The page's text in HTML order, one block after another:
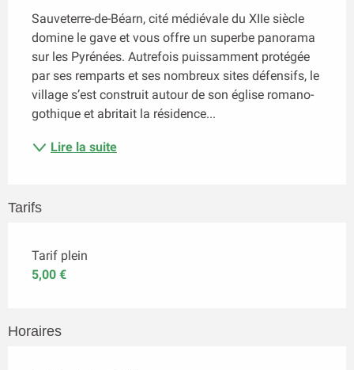
Sauveterre-de-Béarn, cité médiévale du XIIe siècle
domine le gave et vous offre un superbe panorama
sur les Pyrénées. Autrefois puissamment protégée
par ses remparts et ses nombreux sites défensifs, le
village s’est construit autour de son église romano-
gothique et abritait la résidence...
Lire la suite
Tarifs
Tarif plein
5,00 €
Horaires